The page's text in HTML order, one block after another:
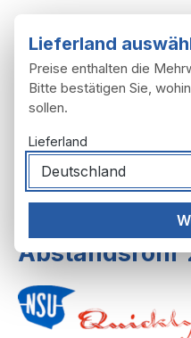
Abstandsrohr
Lieferland
Preise enthalten die
Bitte bestätigen Sie,
sollen.
Lieferland